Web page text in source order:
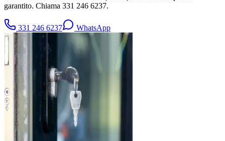
garantito. Chiama 331 246 6237.
331 246 6237 WhatsApp